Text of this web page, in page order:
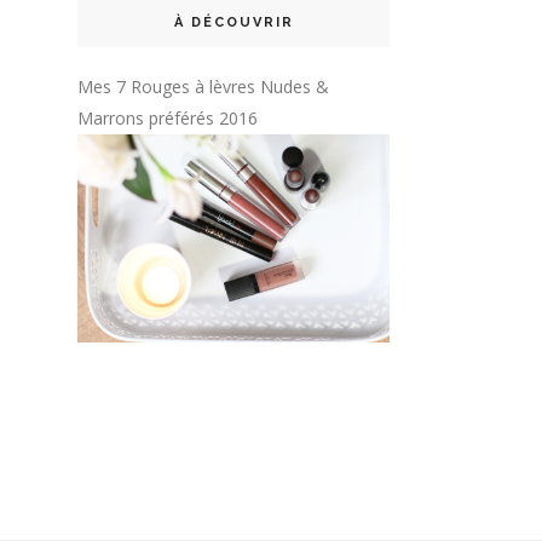
À DÉCOUVRIR
Mes 7 Rouges à lèvres Nudes &
Marrons préférés 2016